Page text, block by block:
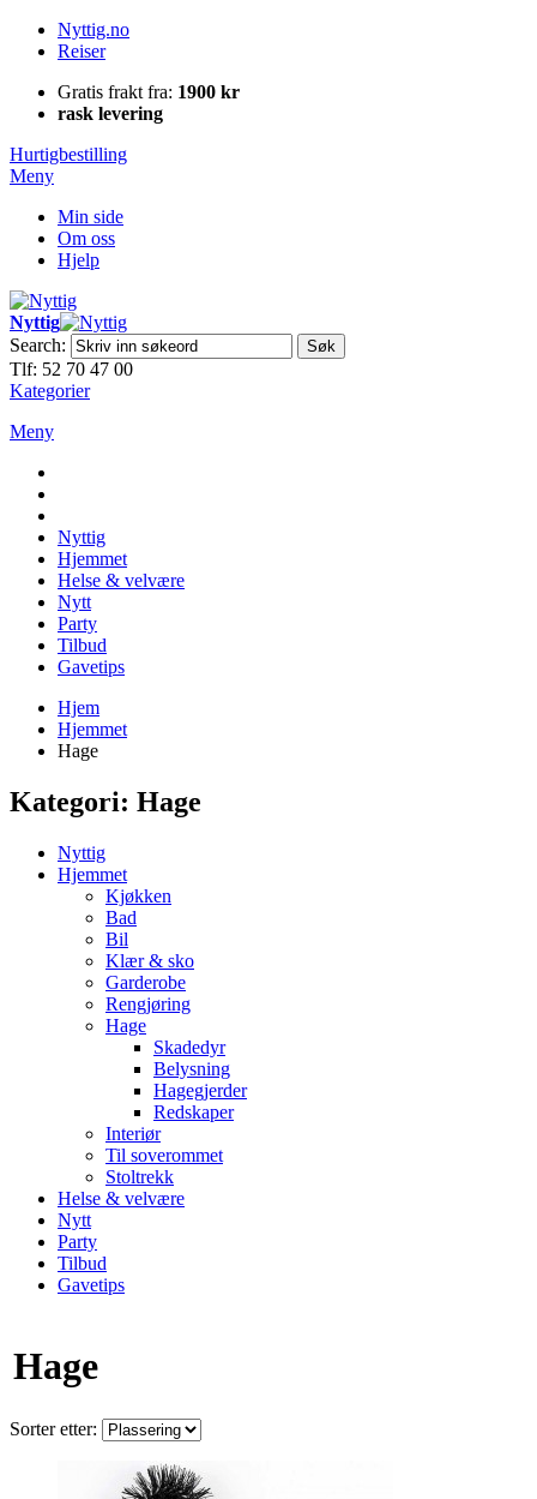
Nyttig.no
Reiser
Gratis frakt fra: 1900 kr
rask levering
Hurtigbestilling
Meny
Min side
Om oss
Hjelp
Nyttig
Search:
Søk
Tlf: 52 70 47 00
Kategorier
Meny
Nyttig
Hjemmet
Helse & velvære
Nytt
Party
Tilbud
Gavetips
Hjem
Hjemmet
Hage
Kategori: Hage
Nyttig
Hjemmet
Kjøkken
Bad
Bil
Klær & sko
Garderobe
Rengjøring
Hage
Skadedyr
Belysning
Hagegjerder
Redskaper
Interiør
Til soverommet
Stoltrekk
Helse & velvære
Nytt
Party
Tilbud
Gavetips
Hage
Sorter etter: